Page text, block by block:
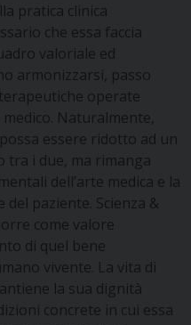
pratica clinica
che essa faccia
valoriale ed
armonizzarsi, passo
operate
Naturalmente,
essere ridotto ad un
tra i due, ma rimanga
dell’arte medica e la
paziente. Scienza &
come valore
di quel bene
vivente. La vita di
la sua dignità
concrete in cui essa